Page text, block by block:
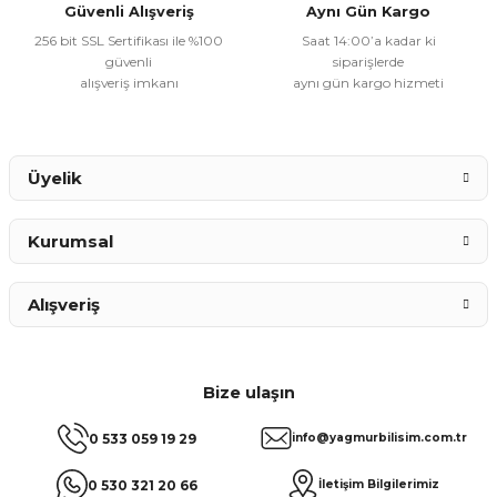
Güvenli Alışveriş
256 bit SSL Sertifikası ile %100
güvenli
alışveriş imkanı
Aynı Gün Kargo
Saat 14:00’a kadar ki
siparişlerde
aynı gün kargo hizmeti
Bize ulaşın
0 533 059 19 29
0 530 321 20 66
info@yagmurbilisim.com.tr
İletişim Bilgilerimiz
Üyelik
Kurumsal
Alışveriş